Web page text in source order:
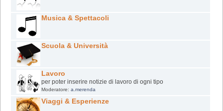
Musica & Spettacoli
Scuola & Università
Lavoro
per poter inserire notizie di lavoro di ogni tipo
Moderatore: a.merenda
Viaggi & Esperienze